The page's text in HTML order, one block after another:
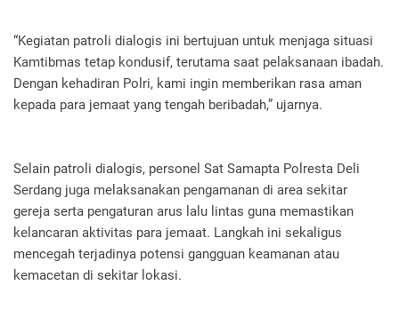
“Kegiatan patroli dialogis ini bertujuan untuk menjaga situasi
Kamtibmas tetap kondusif, terutama saat pelaksanaan ibadah.
Dengan kehadiran Polri, kami ingin memberikan rasa aman
kepada para jemaat yang tengah beribadah,” ujarnya.
Selain patroli dialogis, personel Sat Samapta Polresta Deli
Serdang juga melaksanakan pengamanan di area sekitar
gereja serta pengaturan arus lalu lintas guna memastikan
kelancaran aktivitas para jemaat. Langkah ini sekaligus
mencegah terjadinya potensi gangguan keamanan atau
kemacetan di sekitar lokasi.